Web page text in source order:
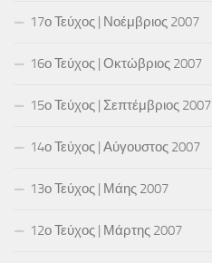
17ο Τεύχος | Νοέμβριος 2007
16ο Τεύχος | Οκτώβριος 2007
15ο Τεύχος | Σεπτέμβριος 2007
14ο Τεύχος | Αύγουστος 2007
13ο Τεύχος | Μάης 2007
12ο Τεύχος | Μάρτης 2007